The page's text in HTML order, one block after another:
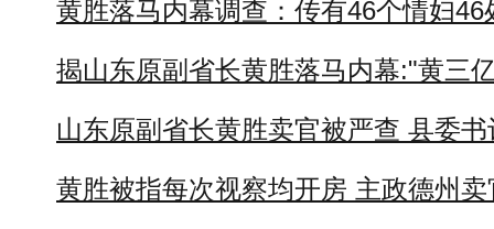
黄胜落马内幕调查：传有46个情妇46
揭山东原副省长黄胜落马内幕:"黄三
山东原副省长黄胜卖官被严查 县委
黄胜被指每次视察均开房 主政德州卖